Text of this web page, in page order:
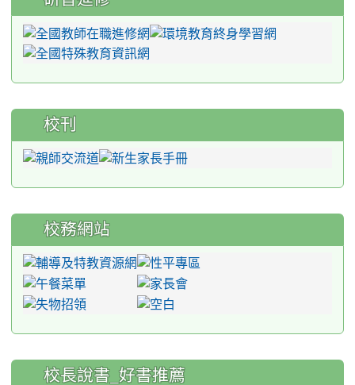
校刊
校務網站
:::
校長說書_好書推薦